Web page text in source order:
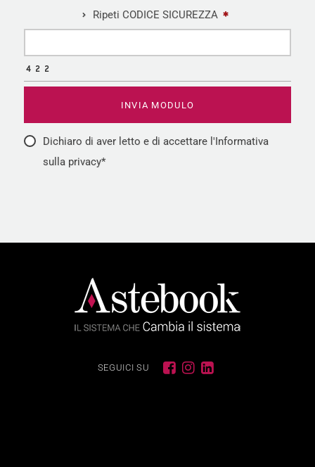
Ripeti CODICE SICUREZZA
Dichiaro di aver letto e di accettare l'Informativa
sulla privacy*
SEGUICI SU